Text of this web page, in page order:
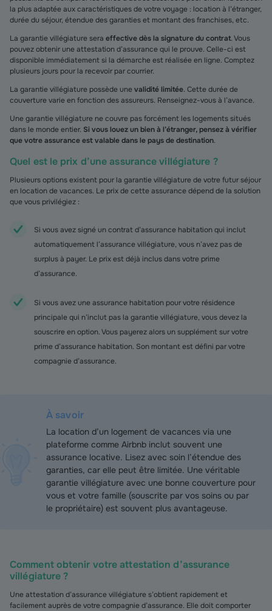
la plus adaptée aux caractéristiques de votre voyage : location à l’étranger,
durée du séjour, étendue des garanties et montant des franchises, etc.
La garantie villégiature sera effective dès la signature du contrat. Vous
pouvez obtenir une attestation d’assurance qui le prouve. Celle-ci est
disponible immédiatement si la démarche est réalisée en ligne. Comptez
plusieurs jours pour la recevoir par courrier.
La garantie villégiature possède unevalidité limitée. Cette durée de
couverture varie en fonction des assureurs. Renseignez-vous à l’avance.
Une garantie villégiature ne couvre pas forcément les logements situés
dans le monde entier. Si vous louez un bien à l’étranger, pensez à vérifier
que votre assurance est valable dans le pays de destination.
Quel est le prix d’une assurance villégiature ?
Plusieurs options existent pour la garantie villégiature de votre futur séjour
en location de vacances. Le prix de cette assurance dépend de la solution
que vous privilégiez :
Si vous avez signé un contrat d’assurance habitation qui inclut
automatiquement l’assurance villégiature, vous n’avez pas de
surplus à payer. Le prix est déjà inclus dans votre prime
d’assurance.
Si vous avez une assurance habitation pour votre résidence
principale qui n’inclut pas la garantie villégiature, vous devez la
souscrire en option. Vous payerez alors un supplément sur votre
prime d’assurance habitation. Son montant est défini par votre
compagnie d’assurance.
À savoir
La location d’un logement de vacances via une
plateforme comme Airbnb inclut souvent une
assurance locative. Lisez avec soin l’étendue des
garanties, car elle peut être limitée. Une véritable
garantie villégiature avec une bonne couverture pour
vous et votre famille (souscrite par vos soins ou par
le propriétaire) est souvent plus avantageuse.
Comment obtenir votre attestation d’assurance
villégiature ?
Une attestation d’assurance villégiature s’obtient rapidement et
facilement auprès de votre compagnie d’assurance. Elle doit comporter